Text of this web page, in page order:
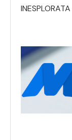
INESPLORATA